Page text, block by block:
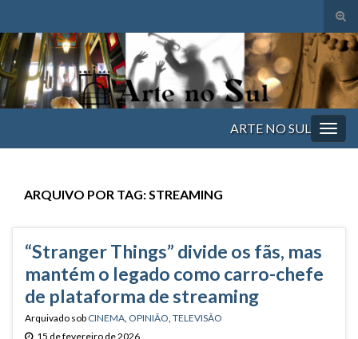
de
Search for:
ARTE NO SUL
ARQUIVO POR TAG:STREAMING
“Stranger Things” divide os fãs, mas
mantém o legado como carro-chefe
de plataforma de streaming
Arquivado sob CINEMA OPINIÃO TELEVISÃO
15 de fevereiro de 2026